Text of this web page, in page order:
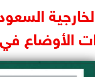
وفتاوى
الأوضاع